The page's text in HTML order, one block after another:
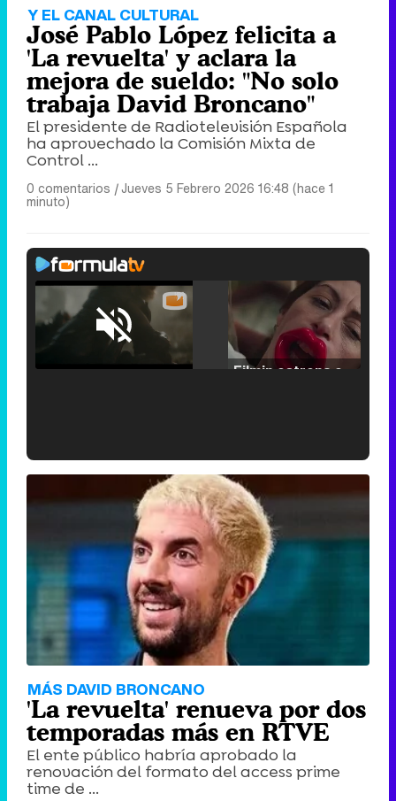
Y EL CANAL CULTURAL
José Pablo López felicita a
'La revuelta' y aclara la
mejora de sueldo: "No solo
trabaja David Broncano"
El presidente de Radiotelevisión Española
ha aprovechado la Comisión Mixta de
Control ...
0 comentarios |Jueves 5 Febrero 2026 16:48 (hace 1
minuto)
/
Loaded
25.30%
'120 Minutos' celebra sus 2.000 programas en Telemadrid con un vídeo del día a día en la redacción
MÁS DAVID BRONCANO
'La revuelta' renueva por dos
temporadas más en RTVE
El ente público habría aprobado la
renovación del formato del access prime
time de ...